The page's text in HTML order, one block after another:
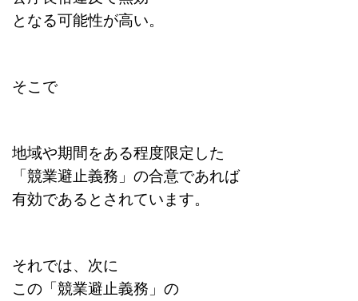
となる可能性が高い。
そこで
地域や期間をある程度限定した
「競業避止義務」の合意であれば
有効であるとされています。
それでは、 次に
この「競業避止義務」の